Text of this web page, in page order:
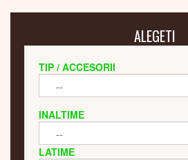
ALEGETI
TIP / ACCESORII
INALTIME
LATIME